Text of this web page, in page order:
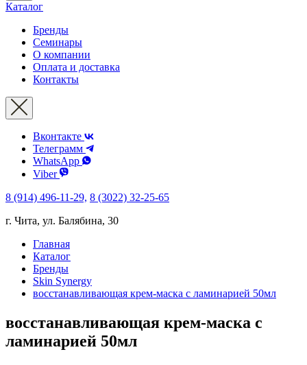
Каталог
Бренды
Семинары
О компании
Оплата и доставка
Контакты
Вконтакте
Телеграмм
WhatsApp
Viber
8 (914) 496-11-29, 8 (3022) 32-25-65
г. Чита, ул. Балябина, 30
Главная
Каталог
Бренды
Skin Synergy
восстанавливающая крем-маска с ламинарией 50мл
восстанавливающая крем-маска с
ламинарией 50мл